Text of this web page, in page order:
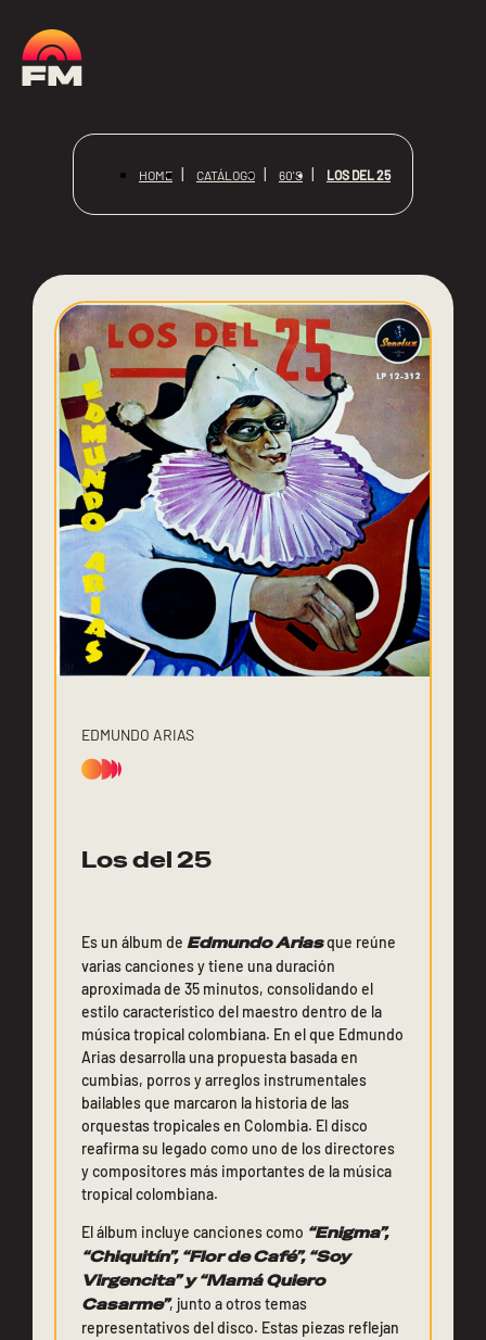
HOME CATÁLOGO 60'S LOS DEL 25
EDMUNDO ARIAS
Los del 25
Es un álbum de Edmundo Ariasque reúne
varias canciones y tiene una duración
aproximada de 35 minutos, consolidando el
estilo característico del maestro dentro de la
música tropical colombiana. En el que Edmundo
Arias desarrolla una propuesta basada en
cumbias, porros y arreglos instrumentales
bailables que marcaron la historia de las
orquestas tropicales en Colombia. El disco
reafirma su legado como uno de los directores
y compositores más importantes de la música
tropical colombiana.
El álbum incluye canciones como “Enigma”,
“Chiquitín”, “Flor de Café”, “Soy
Virgencita” y “Mamá Quiero
Casarme”, junto a otros temas
representativos del disco. Estas piezas reflejan